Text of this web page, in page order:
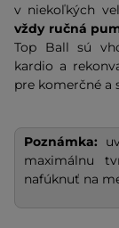
v niekoľkých
vždy ručná
Top Ball sú
kardio a
pre komerčné a
Poznámka:
maximálnu
nafúknuť na